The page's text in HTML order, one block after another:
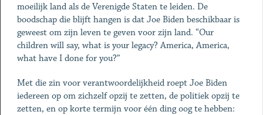
moeilijk land als de Verenigde Staten te leiden. De
boodschap die blijft hangen is dat Joe Biden beschikbaar is
geweest om zijn leven te geven voor zijn land. “Our
children will say, what is your legacy? America, America,
what have I done for you?”
Met die zin voor verantwoordelijkheid roept Joe Biden
iedereen op om zichzelf opzij te zetten, de politiek opzij te
zetten, en op korte termijn voor één ding oog te hebben: